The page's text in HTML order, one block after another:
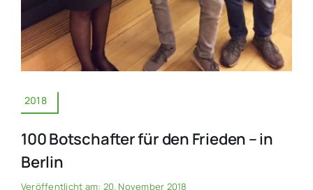
2018
100 Botschafter für den Frieden – in
Berlin
Veröffentlicht am: 20. November 2018